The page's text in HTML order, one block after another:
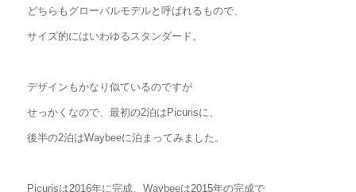
どちらもグローバルモデルと呼ばれるもので、
サイズ的にはいわゆるスタンダード。
デザインもかなり似ているのですが
せっかくなので、最初の2泊はPicurisに、
後半の2泊はWaybeeに泊まってみました。
Picurisは2016年に完成、Waybeeは2015年の完成で